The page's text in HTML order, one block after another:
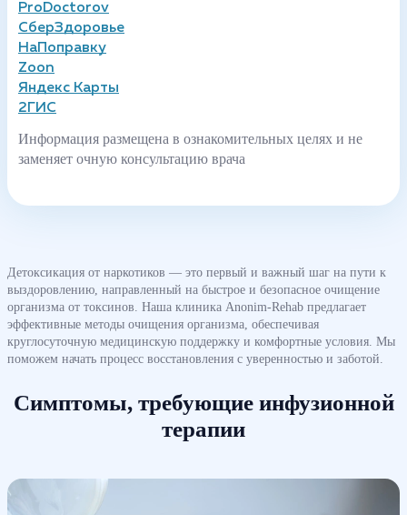
ProDoctorov
СберЗдоровье
НаПоправку
Zoon
Яндекс Карты
2ГИС
Информация размещена в ознакомительных целях и не
заменяет очную консультацию врача
Детоксикация от наркотиков — это первый и важный шаг на пути к
выздоровлению, направленный на быстрое и безопасное очищение
организма от токсинов. Наша клиника Anonim-Rehab предлагает
эффективные методы очищения организма, обеспечивая
круглосуточную медицинскую поддержку и комфортные условия. Мы
поможем начать процесс восстановления с уверенностью и заботой.
Симптомы, требующие инфузионной
терапии